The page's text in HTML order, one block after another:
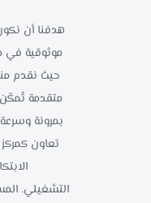
هدفنا أن نكون
موثوقية في
حيث نقدم
متقدمة تُمكّن
بمرونة وسرعة
تعاون
التشغيلي.